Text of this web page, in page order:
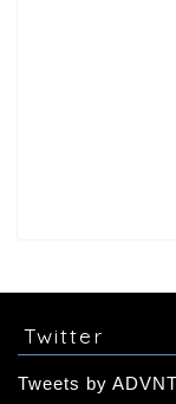
Twitter
Tweets by